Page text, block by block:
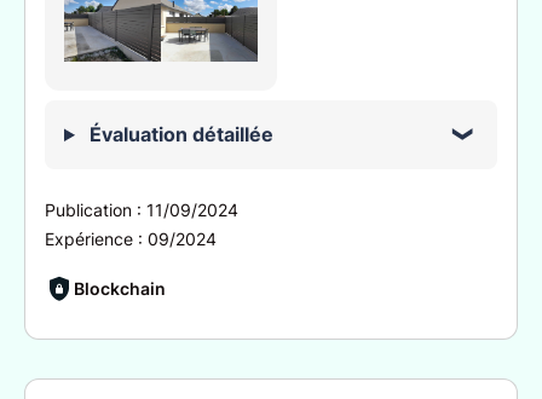
Évaluation détaillée
Publication : 11/09/2024
Expérience : 09/2024
Blockchain